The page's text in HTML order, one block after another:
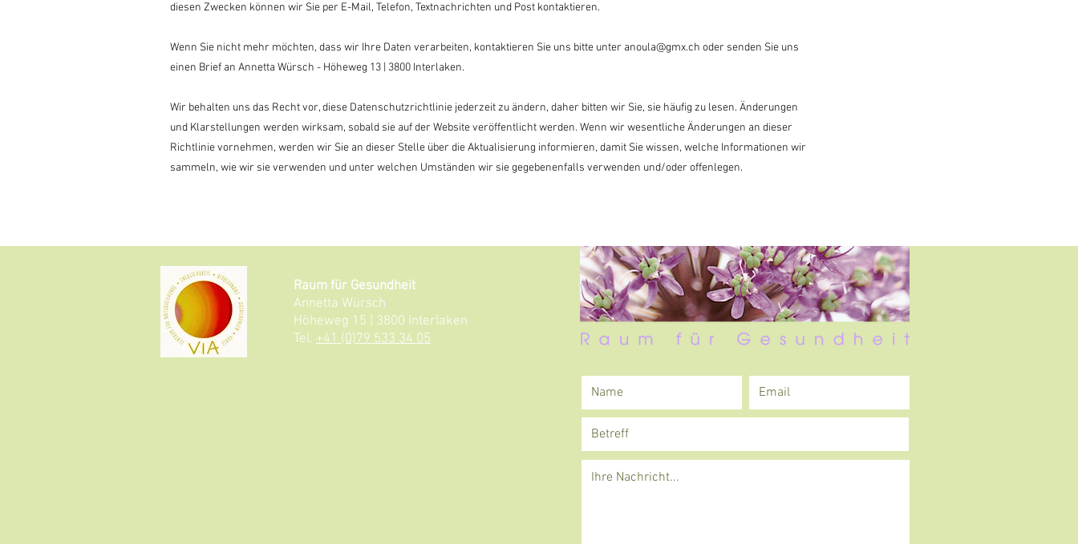
diesen Zwecken können wir Sie per E-Mail, Telefon, Textnachrichten und Post kontaktieren.
Wenn Sie nicht mehr möchten, dass wir Ihre Daten verarbeiten, kontaktieren Sie uns bitte unter anoula@gmx.ch oder senden Sie uns
einen Brief an Annetta Würsch - Höheweg 13 | 3800 Interlaken.
Wir behalten uns das Recht vor, diese Datenschutzrichtlinie jederzeit zu ändern, daher bitten wir Sie, sie häufig zu lesen. Änderungen
und Klarstellungen werden wirksam, sobald sie auf der Website veröffentlicht werden. Wenn wir wesentliche Änderungen an dieser
Richtlinie vornehmen, werden wir Sie an dieser Stelle über die Aktualisierung informieren, damit Sie wissen, welche Informationen wir
sammeln, wie wir sie verwenden und unter welchen Umständen wir sie gegebenenfalls verwenden und/oder offenlegen.
Raum für Gesundheit
Annetta Würsch
Höheweg 15 | 3800 Interlaken
Tel. +41 (0)79 533 34 05